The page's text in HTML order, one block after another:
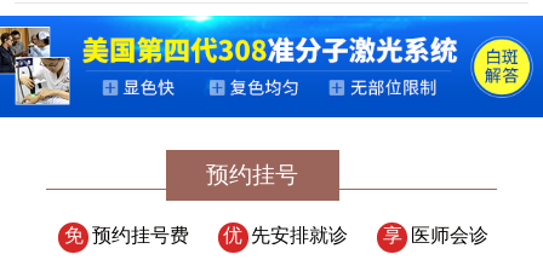
预约挂号
免 预约挂号费 优 先安排就诊 享 医师会诊